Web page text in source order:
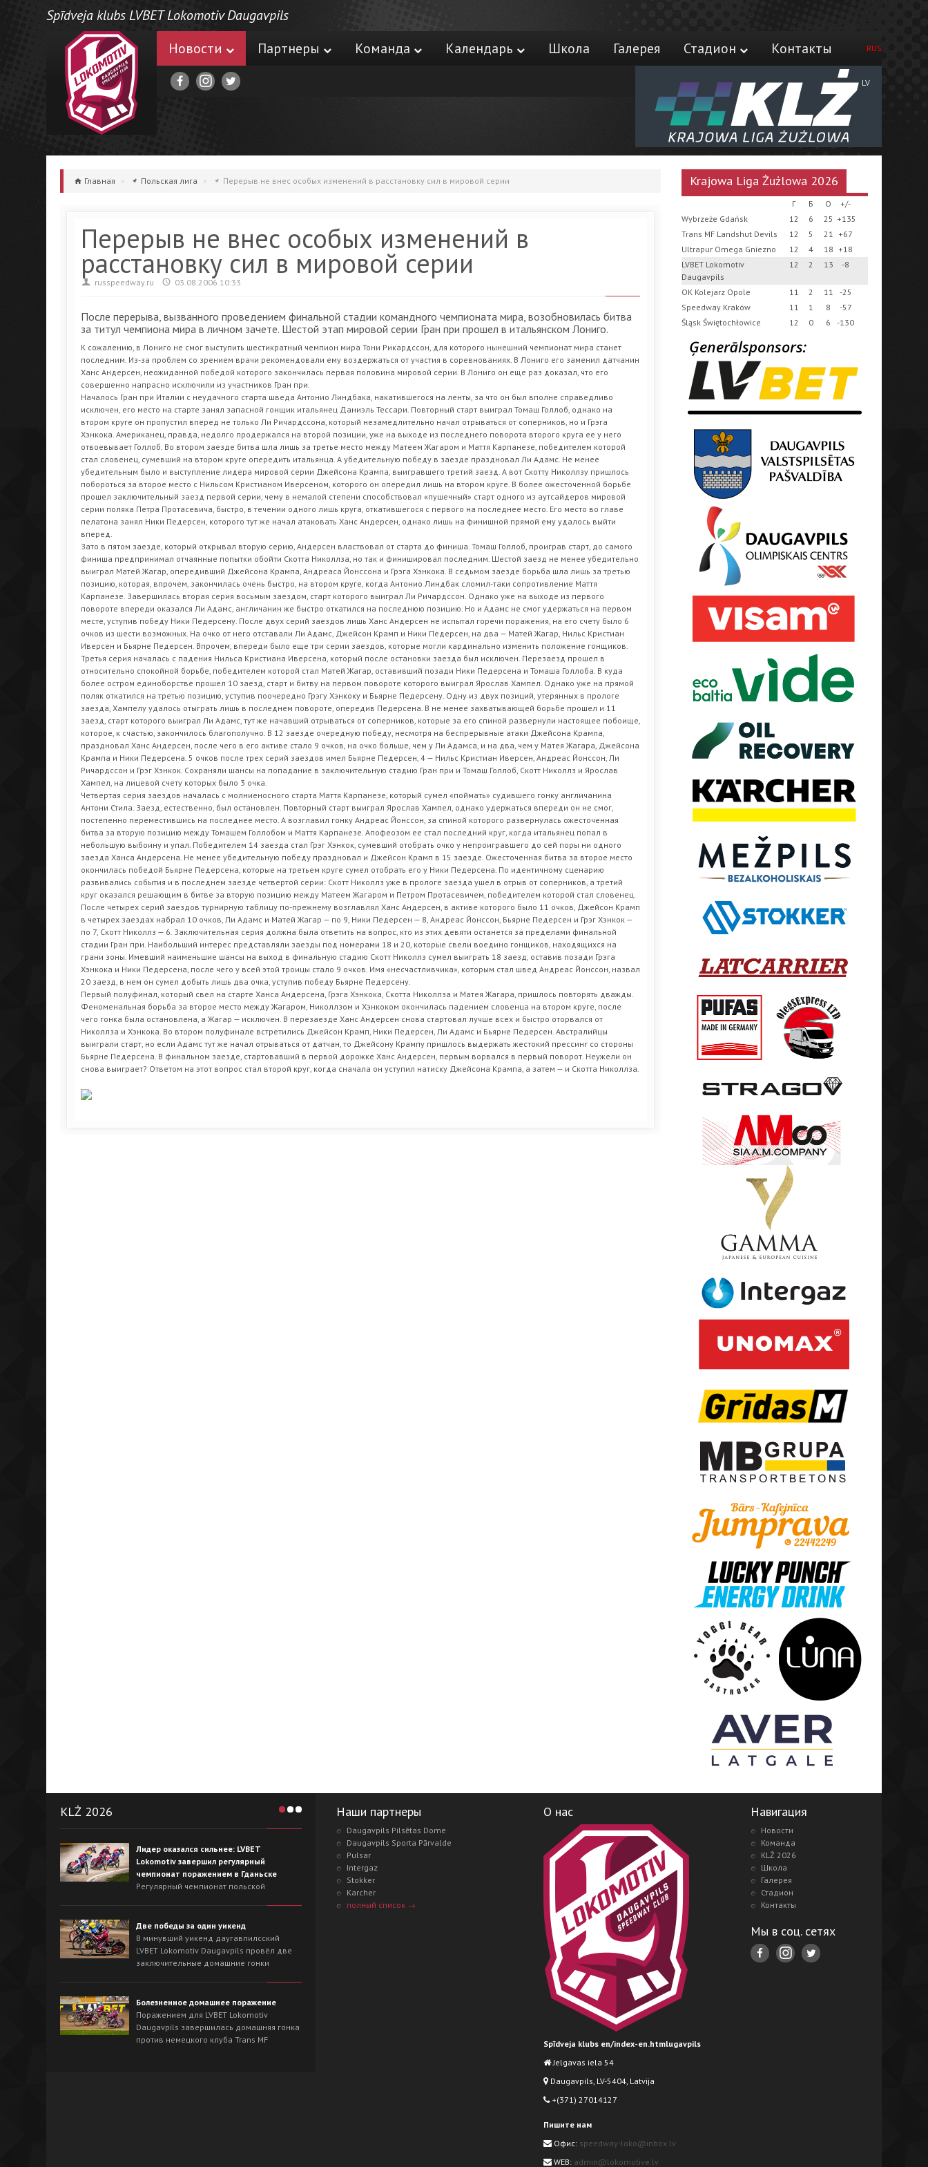
Spīdveja klubs LVBET Lokomotiv Daugavpils
Новости
Партнеры Команда Календарь Школа Галерея Стадион Контакты RUS
LV
Главная » Польская лига » Перерыв не внес особых изменений в расстановку сил в мировой серии
Перерыв не внес особых изменений в
расстановку сил в мировой серии
russpeedway.ru 03.08.2006 10:33
После перерыва, вызванного проведением финальной стадии командного чемпионата мира, возобновилась битва
за титул чемпиона мира в личном зачете. Шестой этап мировой серии Гран при прошел в итальянском Лониго.
К сожалению, в Лониго не смог выступить шестикратный чемпион мира Тони Рикардссон, для которого нынешний чемпионат мира станет
последним. Из-за проблем со зрением врачи рекомендовали ему воздержаться от участия в соревнованиях. В Лониго его заменил датчанин
Ханс Андерсен, неожиданной победой которого закончилась первая половина мировой серии. В Лониго он еще раз доказал, что его
совершенно напрасно исключили из участников Гран при.
Началось Гран при Италии с неудачного старта шведа Антонио Линдбака, накатившегося на ленты, за что он был вполне справедливо
исключен, его место на старте занял запасной гонщик итальянец Даниэль Тессари. Повторный старт выиграл Томаш Голлоб, однако на
втором круге он пропустил вперед не только Ли Ричардссона, который незамедлительно начал отрываться от соперников, но и Грэга
Хэнкока. Американец, правда, недолго продержался на второй позиции, уже на выходе из последнего поворота второго круга ее у него
отвоевывает Голлоб. Во втором заезде битва шла лишь за третье место между Матеем Жагаром и Маття Карпанезе, победителем которой
стал словенец, сумевший на втором круге опередить итальянца. А убедительную победу в заезде праздновал Ли Адамс. Не менее
убедительным было и выступление лидера мировой серии Джейсона Крампа, выигравшего третий заезд. А вот Скотту Николлзу пришлось
побороться за второе место с Нильсом Кристианом Иверсеном, которого он опередил лишь на втором круге. В более ожесточенной борьбе
прошел заключительный заезд первой серии, чему в немалой степени способствовал «пушечный» старт одного из аутсайдеров мировой
серии поляка Петра Протасевича, быстро, в течении одного лишь круга, откатившегося с первого на последнее место. Его место во главе
пелатона занял Ники Педерсен, которого тут же начал атаковать Ханс Андерсен, однако лишь на финишной прямой ему удалось выйти
вперед.
Зато в пятом заезде, который открывал вторую серию, Андерсен властвовал от старта до финиша. Томаш Голлоб, проиграв старт, до самого
финиша предпринимал отчаянные попытки обойти Скотта Николлза, но так и финишировал последним. Шестой заезд не менее убедительно
выиграл Матей Жагар, опередивший Джейсона Крампа, Андреаса Йонссона и Грэга Хэнкока. В седьмом заезде борьба шла лишь за третью
позицию, которая, впрочем, закончилась очень быстро, на втором круге, когда Антонио Линдбак сломил-таки сопротивление Маття
Карпанезе. Завершилась вторая серия восьмым заездом, старт которого выиграл Ли Ричардссон. Однако уже на выходе из первого
повороте впереди оказался Ли Адамс, англичанин же быстро откатился на последнюю позицию. Но и Адамс не смог удержаться на первом
месте, уступив победу Ники Педерсену. После двух серий заездов лишь Ханс Андерсен не испытал горечи поражения, на его счету было 6
очков из шести возможных. На очко от него отставали Ли Адамс, Джейсон Крамп и Ники Педерсен, на два — Матей Жагар, Нильс Кристиан
Иверсен и Бьярне Педерсен. Впрочем, впереди было еще три серии заездов, которые могли кардинально изменить положение гонщиков.
Третья серия началась с падения Нильса Кристиана Иверсена, который после остановки заезда был исключен. Перезаезд прошел в
относительно спокойной борьбе, победителем которой стал Матей Жагар, оставивший позади Ники Педерсена и Томаша Голлоба. В куда
более остром единоборстве прошел 10 заезд, старт и битву на первом повороте которого выиграл Ярослав Хампел. Однако уже на прямой
поляк откатился на третью позицию, уступив поочередно Грэгу Хэнкоку и Бьярне Педерсену. Одну из двух позиций, утерянных в прологе
заезда, Хампелу удалось отыграть лишь в последнем повороте, опередив Педерсена. В не менее захватывающей борьбе прошел и 11
заезд, старт которого выиграл Ли Адамс, тут же начавший отрываться от соперников, которые за его спиной развернули настоящее побоище,
которое, к счастью, закончилось благополучно. В 12 заезде очередную победу, несмотря на беспрерывные атаки Джейсона Крампа,
праздновал Ханс Андерсен, после чего в его активе стало 9 очков, на очко больше, чем у Ли Адамса, и на два, чем у Матея Жагара, Джейсона
Крампа и Ники Педерсена. 5 очков после трех серий заездов имел Бьярне Педерсен, 4 — Нильс Кристиан Иверсен, Андреас Йонссон, Ли
Ричардссон и Грэг Хэнкок. Сохраняли шансы на попадание в заключительную стадию Гран при и Томаш Голлоб, Скотт Николлз и Ярослав
Хампел, на лицевой счету которых было 3 очка.
Четвертая серия заездов началась с молниеносного старта Маття Карпанезе, который сумел «поймать» судившего гонку англичанина
Антони Стила. Заезд, естественно, был остановлен. Повторный старт выиграл Ярослав Хампел, однако удержаться впереди он не смог,
постепенно переместившись на последнее место. А возглавил гонку Андреас Йонссон, за спиной которого развернулась ожесточенная
битва за вторую позицию между Томашем Голлобом и Маття Карпанезе. Апофеозом ее стал последний круг, когда итальянец попал в
небольшую выбоину и упал. Победителем 14 заезда стал Грэг Хэнкок, сумевший отобрать очко у непроигравшего до сей поры ни одного
заезда Ханса Андерсена. Не менее убедительную победу праздновал и Джейсон Крамп в 15 заезде. Ожесточенная битва за второе место
окончилась победой Бьярне Педерсена, которые на третьем круге сумел отобрать его у Ники Педерсена. По идентичному сценарию
развивались события и в последнем заезде четвертой серии: Скотт Николлз уже в прологе заезда ушел в отрыв от соперников, а третий
круг оказался решающим в битве за вторую позицию между Матеем Жагаром и Петром Протасевичем, победителем которой стал словенец.
После четырех серий заездов турнирную таблицу по-прежнему возглавлял Ханс Андерсен, в активе которого было 11 очков, Джейсон Крамп
в четырех заездах набрал 10 очков, Ли Адамс и Матей Жагар — по 9, Ники Педерсен — 8, Андреас Йонссон, Бьярне Педерсен и Грэг Хэнкок —
по 7, Скотт Николлз — 6. Заключительная серия должна была ответить на вопрос, кто из этих девяти останется за пределами финальной
стадии Гран при. Наибольший интерес представляли заезды под номерами 18 и 20, которые свели воедино гонщиков, находящихся на
грани зоны. Имевший наименьшие шансы на выход в финальную стадию Скотт Николлз сумел выиграть 18 заезд, оставив позади Грэга
Хэнкока и Ники Педерсена, после чего у всей этой троицы стало 9 очков. Имя «несчастливчика», которым стал швед Андреас Йонссон, назвал
20 заезд, в нем он сумел добыть лишь два очка, уступив победу Бьярне Педерсену.
Первый полуфинал, который свел на старте Ханса Андерсена, Грэга Хэнкока, Скотта Николлза и Матея Жагара, пришлось повторять дважды.
Феноменальная борьба за второе место между Жагаром, Николлзом и Хэнкоком окончилась падением словенца на втором круге, после
чего гонка была остановлена, а Жагар — исключен. В перезаезде Ханс Андерсен снова стартовал лучше всех и быстро оторвался от
Николлза и Хэнкока. Во втором полуфинале встретились Джейсон Крамп, Ники Педерсен, Ли Адамс и Бьярне Педерсен. Австралийцы
выиграли старт, но если Адамс тут же начал отрываться от датчан, то Джейсону Крампу пришлось выдержать жестокий прессинг со стороны
Бьярне Педерсена. В финальном заезде, стартовавший в первой дорожке Ханс Андерсен, первым ворвался в первый поворот. Неужели он
снова выиграет? Ответом на этот вопрос стал второй круг, когда сначала он уступил натиску Джейсона Крампа, а затем — и Скотта Николлза.
Krajowa Liga Żużlowa 2026
Г Б О
+/-
Wybrzeże Gdańsk
12 6 25 +135
Trans MF Landshut Devils
12 5 21 +67
Ultrapur Omega Gniezno
12 4 18 +18
LVBET Lokomotiv
Daugavpils
12 2 13 -8
OK Kolejarz Opole 11 2 11
-25
Speedway Kraków
11 1 8
-57
Śląsk Świętochłowice
12 0 6 -130
KLŻ 2026
Лидер оказался сильнее: LVBET
Lokomotiv завершил регулярный
чемпионат поражением в Гданьске
Регулярный чемпионат польской
против лидера сезона - Wybrzeże Gdańsk.
На треке в Гданьске хозяева с первых
заездов захватили инициативу и
одержали победу со счётом 54:36.
Две победы за один уикенд
В минувший уикенд даугавпилсский
LVBET Lokomotiv Daugavpils провёл две
заключительные домашние гонки
домашнем треке наша команда сначала
в невероятно напряжённой борьбе
вырвала победу у OK Kolejarz Opole -
46:44, а на следующий день уверенно
Болезненное домашнее поражение
Поражением для LVBET Lokomotiv
Daugavpils завершилась домашняя гонка
против немецкого клуба Trans MF
Наши партнеры
Daugavpils Pilsētas Dome
Daugavpils Sporta Pārvalde
Pulsar
Intergaz
Stokker
Karcher
полный список →
О нас
Spīdveja klubs en/index-en.htmlugavpils
Jelgavas iela 54
Daugavpils, LV-5404, Latvija
+(371) 27014127
Пишите нам
Офис: speedway-loko@inbox.lv
WEB: admin@lokomotive.lv
Навигация
Новости
Команда
KLŻ 2026
Школа
Галерея
Стадион
Контакты
Мы в соц. сетях